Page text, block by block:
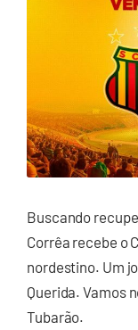
Buscando
Corrêa recebe o
nordestino. Um
Querida. Vamos
Tubarão.